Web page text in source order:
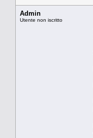
Admin
Utente non iscritto